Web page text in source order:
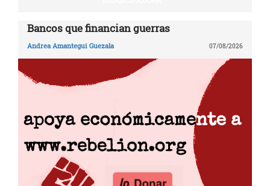
Bancos que financian guerras
Andrea Amantegui Guezala 07/08/2026